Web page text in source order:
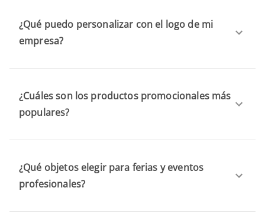
¿Qué puedo personalizar con el logo de mi
empresa?
¿Cuáles son los productos promocionales más
populares?
¿Qué objetos elegir para ferias y eventos
profesionales?